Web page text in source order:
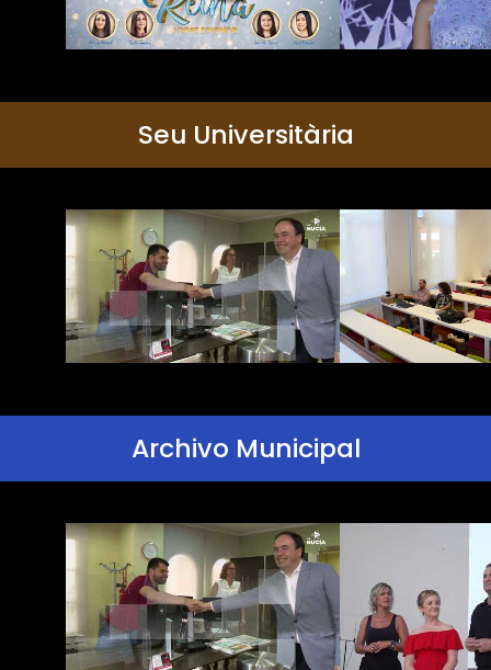
Seu Universitària
Archivo Municipal